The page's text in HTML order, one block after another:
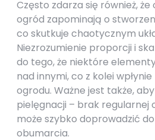
Często zdarza się również,
ogród zapominają o
co skutkuje chaotycznym
Niezrozumienie proporcji i
do tego, że niektóre
nad innymi, co z kolei
ogrodu. Ważne jest także,
pielęgnacji – brak regularnej
może szybko doprowadzić
obumarcia.